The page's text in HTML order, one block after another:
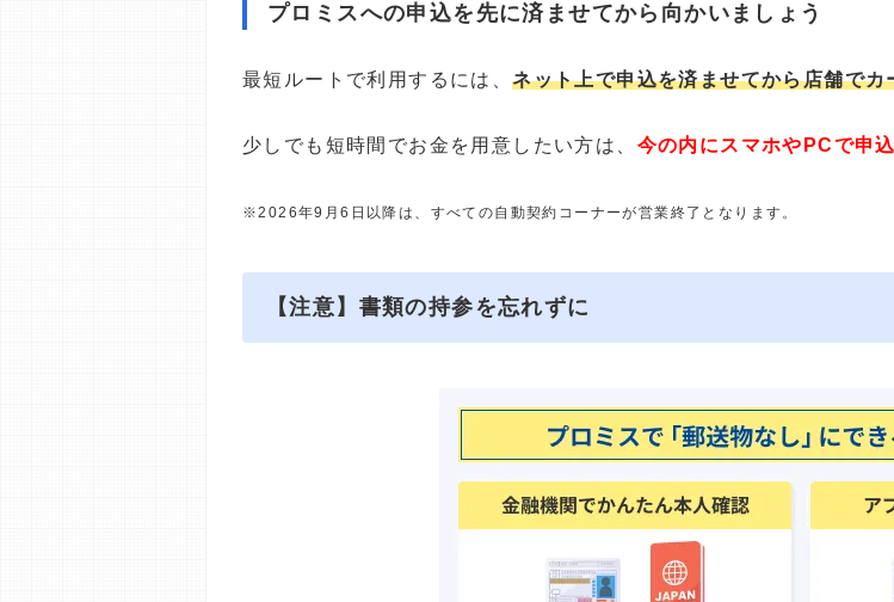
プロミスへの申込を先に済ませてから向かいましょう
最短ルートで利用するには、ネット上で申込を済ませてから店舗で
少しでも短時間でお金を用意したい方は、 今の内にスマホやPCで申
※2026年9月6日以降は、すべての自動契約コーナーが営業終了となります。
【注意】書類の持参を忘れずに